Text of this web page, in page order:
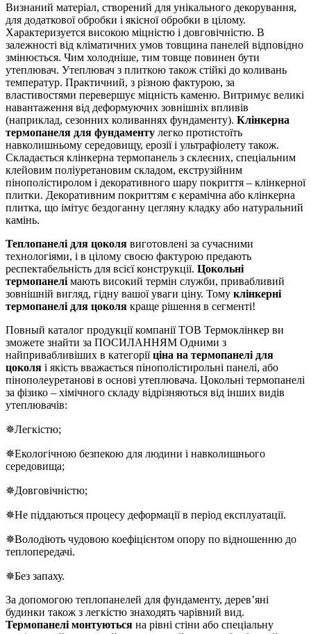
Визнаний матеріал, створений для унікального декорування,
для додаткової обробки і якісної обробки в цілому.
Характеризуется високою міцністю і довговічністю. В
залежності від кліматичних умов товщина панелей відповідно
змінюється. Чим холодніше, тим товще повинен бути
утеплювач. Утеплювач з плиткою також стійкі до коливань
температур. Практичний, з різною фактурою, за
властивостями перевершує міцність каменю. Витримує великі
навантаження від деформуючих зовнішніх впливів
(наприклад, сезонних коливаннях фундаменту). Клінкерна
термопанеля для фундаменту легко протистоїть
навколишньому середовищу, ерозії і ультрафіолету також.
Складається клінкерна термопанель з склеєних, спеціальним
клейовим поліуретановим складом, екструзійним
пінополістиролом і декоративного шару покриття – клінкерної
плитки. Декоративним покриттям є керамічна або клінкерна
плитка, що імітує бездоганну цегляну кладку або натуральний
камінь.
Теплопанелі для цоколя виготовлені за сучасними
технологіями, і в цілому своєю фактурою предають
респектабельність для всієї конструкції. Цокольні
термопанелі мають високий термін служби, привабливий
зовнішній вигляд, гідну вашої уваги ціну. Тому клінкерні
термопанелі для цоколя краще рішення в сегменті!
Повный каталог продукції компанії ТОВ Термоклінкер ви
зможете знайти за ПОСИЛАННЯМ Одними з
найпривабливіших в категоріїціна на термопанелі для
цоколя і якість вважається пінополістирольні панелі, або
пінополеуретанові в основі утеплювача. Цокольні термопанелі
за фізико – хімічного складу відрізняються від інших видів
утеплювачів:
✵Легкістю;
✵Екологічною безпекою для людини і навколишнього
середовища;
✵Довговічністю;
✵Не піддаються процесу деформації в період експлуатації.
✵Володіють чудовою коефіцієнтом опору по відношенню до
теплопередачі.
✵Без запаху.
За допомогою теплопанелей для фундаменту, дерев’яні
будинки також з легкістю знаходять чарівний вид.
Термопанелі монтуються на рівні стіни або спеціальну